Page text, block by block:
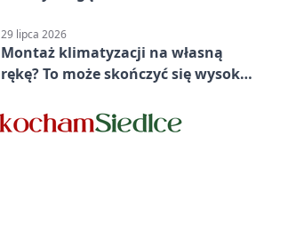
29 lipca 2026
Montaż klimatyzacji na własną
rękę? To może skończyć się wysoką